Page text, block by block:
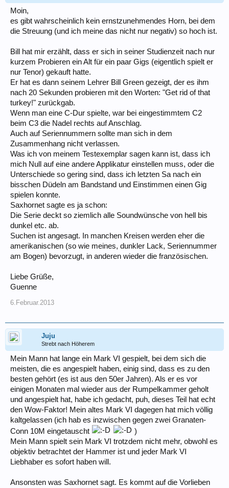
Moin,
es gibt wahrscheinlich kein ernstzunehmendes Horn, bei dem
die Streuung (und ich meine das nicht nur negativ) so hoch ist.
Bill hat mir erzählt, dass er sich in seiner Studienzeit nach nur
kurzem Probieren ein Alt für ein paar Gigs (eigentlich spielt er
nur Tenor) gekauft hatte.
Er hat es dann seinem Lehrer Bill Green gezeigt, der es ihm
nach 20 Sekunden probieren mit den Worten: "Get rid of that
turkey!" zurückgab.
Wenn man eine C-Dur spielte, war bei eingestimmtem C2
beim C3 die Nadel rechts auf Anschlag.
Auch auf Seriennummern sollte man sich in dem
Zusammenhang nicht verlassen.
Was ich von meinem Testexemplar sagen kann ist, dass ich
mich Null auf eine andere Applikatur einstellen muss, oder die
Unterschiede so gering sind, dass ich letzten Sa nach ein
bisschen Düdeln am Bandstand und Einstimmen einen Gig
spielen konnte.
Saxhornet sagte es ja schon:
Die Serie deckt so ziemlich alle Soundwünsche von hell bis
dunkel etc. ab.
Suchen ist angesagt. In manchen Kreisen werden eher die
amerikanischen (so wie meines, dunkler Lack, Seriennummer
am Bogen) bevorzugt, in anderen wieder die französischen.
Liebe Grüße,
Guenne
6.Februar.2013
Juju
Strebt nach Höherem
Mein Mann hat lange ein Mark VI gespielt, bei dem sich die
meisten, die es angespielt haben, einig sind, dass es zu den
besten gehört (es ist aus den 50er Jahren). Als er es vor
einigen Monaten mal wieder aus der Rumpelkammer geholt
und angespielt hat, habe ich gedacht, puh, dieses Teil hat echt
den Wow-Faktor! Mein altes Mark VI dagegen hat mich völlig
kaltgelassen (ich hab es inzwischen gegen zwei Granaten-
Conn 10M eingetauscht
)
Mein Mann spielt sein Mark VI trotzdem nicht mehr, obwohl es
objektiv betrachtet der Hammer ist und jeder Mark VI
Liebhaber es sofort haben will.
Ansonsten was Saxhornet sagt. Es kommt auf die Vorlieben